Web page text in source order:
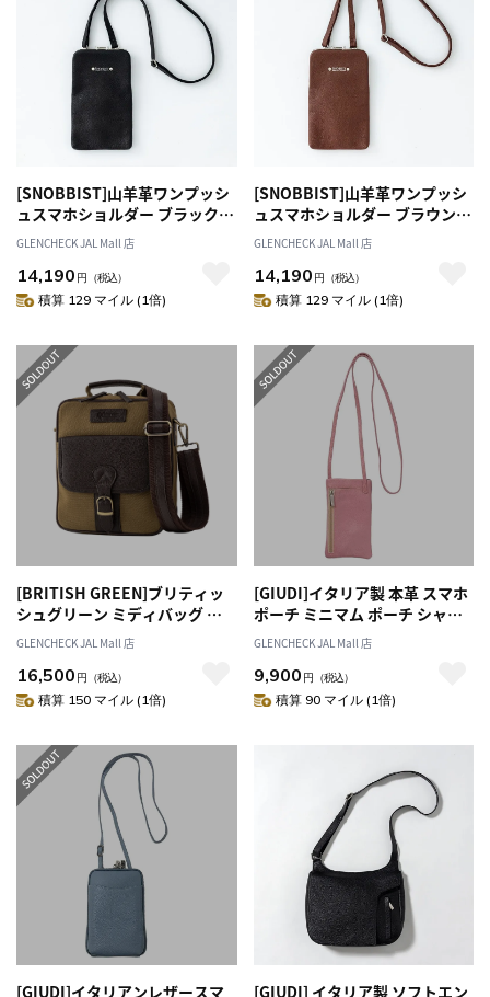
[SNOBBIST]山羊革ワンプッシ
ュスマホショルダー ブラック
[オススメ対象]
GLENCHECK JAL Mall 店
14,190 円 （税込）
積算 129 マイル (1倍)
[SNOBBIST]山羊革ワンプッシ
ュスマホショルダー ブラウン
[オススメ対象]
GLENCHECK JAL Mall 店
14,190 円 （税込）
積算 129 マイル (1倍)
[BRITISH GREEN]ブリティッ
シュグリーン ミディバッグ ブ
ラウン[オススメ対象]
GLENCHECK JAL Mall 店
16,500 円 （税込）
積算 150 マイル (1倍)
[GIUDI]イタリア製 本革 スマホ
ポーチ ミニマム ポーチ シャト
ーローズ
GLENCHECK JAL Mall 店
9,900 円 （税込）
積算 90 マイル (1倍)
[GIUDI]イタリアンレザースマ
[GIUDI] イタリア製 ソフトエン